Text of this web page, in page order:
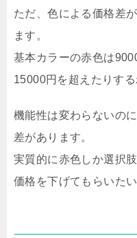
ただ、色による価格差
ます。
基本カラーの赤色は
15000円を超えたりする
機能性は変わらないの
差があります。
実質的に赤色しか選択
価格を下げてもらいたい